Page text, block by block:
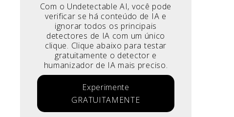
Com o Undetectable AI, você pode
verificar se há conteúdo de IA e
ignorar todos os principais
detectores de IA com um único
clique. Clique abaixo para testar
gratuitamente o detector e
humanizador de IA mais preciso.
Experimente
GRATUITAMENTE